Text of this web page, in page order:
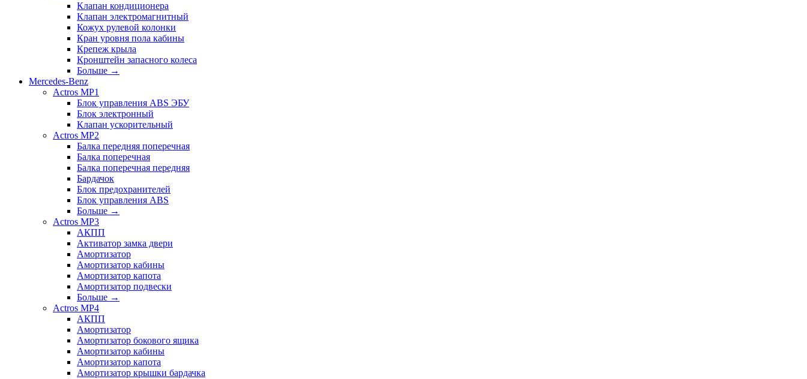
Клапан кондиционера
Клапан электромагнитный
Кожух рулевой колонки
Кран уровня пола кабины
Крепеж крыла
Кронштейн запасного колеса
Больше →
Mercedes-Benz
Actros MP1
Блок управления ABS ЭБУ
Блок электронный
Клапан ускорительный
Actros MP2
Балка передняя поперечная
Балка поперечная
Балка поперечная передняя
Бардачок
Блок предохранителей
Блок управления ABS
Больше →
Actros MP3
АКПП
Активатор замка двери
Амортизатор
Амортизатор кабины
Амортизатор капота
Амортизатор подвески
Больше →
Actros MP4
АКПП
Амортизатор
Амортизатор бокового ящика
Амортизатор кабины
Амортизатор капота
Амортизатор крышки бардачка